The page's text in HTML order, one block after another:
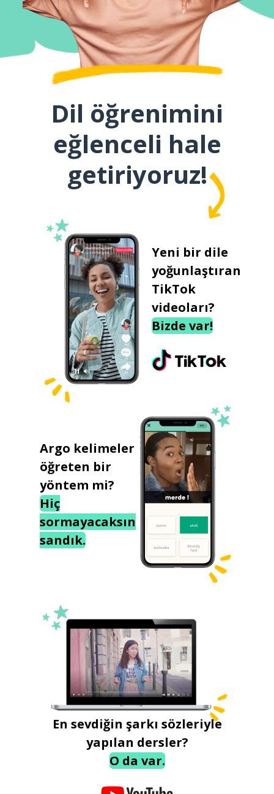
Dil öğrenimini
eğlenceli hale
getiriyoruz!
Yeni bir dile
yoğunlaştıran
TikTok
videoları?
Bizde var!
Argo kelimeler
öğreten bir
yöntem mi?
Hiç
sormayacaksın
sandık.
En sevdiğin şarkı sözleriyle
yapılan dersler?
O da var.